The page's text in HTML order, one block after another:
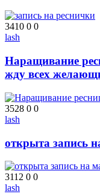
3410 0 0
lash
Наращивание
жду всех
3528 0 0
lash
открыта запись
3112 0 0
lash